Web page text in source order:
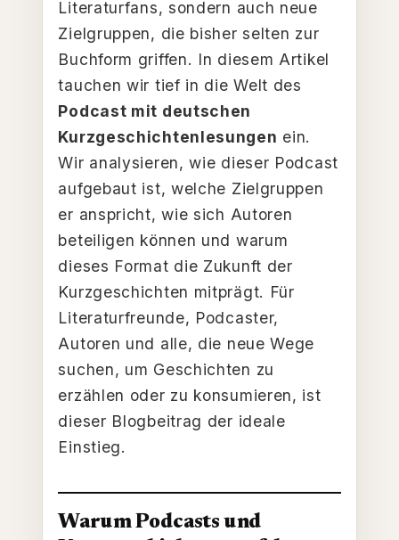
Literaturfans, sondern auch neue
Zielgruppen, die bisher selten zur
Buchform griffen. In diesem Artikel
tauchen wir tief in die Welt des
Podcast mit deutschen
Kurzgeschichtenlesungen ein.
Wir analysieren, wie dieser Podcast
aufgebaut ist, welche Zielgruppen
er anspricht, wie sich Autoren
beteiligen können und warum
dieses Format die Zukunft der
Kurzgeschichten mitprägt. Für
Literaturfreunde, Podcaster,
Autoren und alle, die neue Wege
suchen, um Geschichten zu
erzählen oder zu konsumieren, ist
dieser Blogbeitrag der ideale
Einstieg.
Warum Podcasts und